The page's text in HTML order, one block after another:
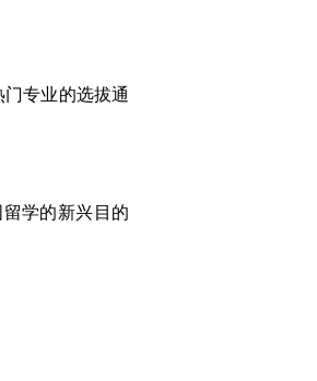
专业的选拔通
学的新兴目的